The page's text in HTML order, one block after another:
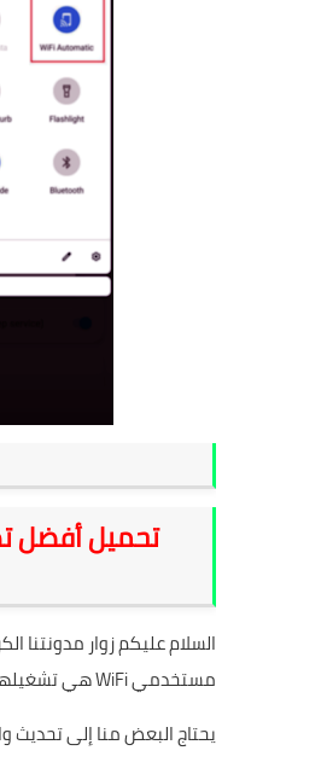
السلام عليكم زوار مدونتنا
مستخدمي WiFi هي تشغيلها عدة مرات خلال اليوم وتلقي رسائل من أصدقائنا على الشبكات الاجتماعية والمراسلين.
يحتاج البعض منا إلى تحديث